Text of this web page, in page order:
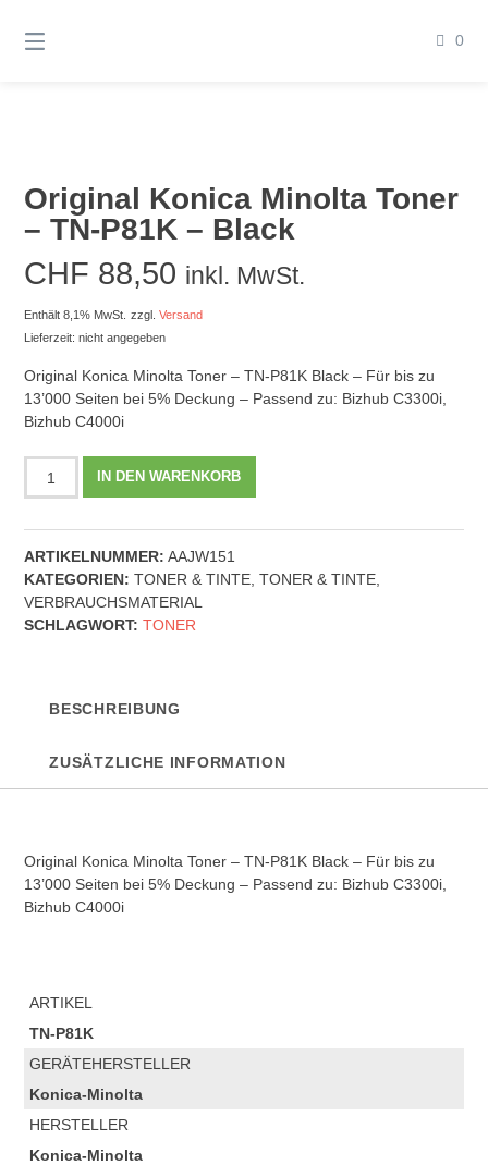
zum
0
Original Konica Minolta Toner
– TN-P81K – Black
CHF 88,50 inkl. MwSt.
Enthält 8,1% MwSt. zzgl.Versand
Lieferzeit: nicht angegeben
Original Konica Minolta Toner – TN-P81K Black – Für bis zu
13’000 Seiten bei 5% Deckung – Passend zu: Bizhub C3300i,
Bizhub C4000i
Konica
Toner
-
TN-
P81K
-
IN DEN WARENKORB
ARTIKELNUMMER: AAJW151
KATEGORIEN: TONER & TINTE ,TONER & TINTE
VERBRAUCHSMATERIAL
SCHLAGWORT: TONER
BESCHREIBUNG
ZUSÄTZLICHE INFORMATION
Original Konica Minolta Toner – TN-P81K Black – Für bis zu
13’000 Seiten bei 5% Deckung – Passend zu: Bizhub C3300i,
Bizhub C4000i
ARTIKEL
TN-P81K
GERÄTEHERSTELLER
Konica-Minolta
HERSTELLER
Konica-Minolta